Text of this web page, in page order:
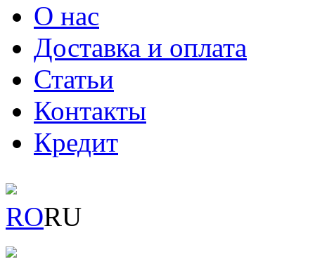
О нас
Доставка и оплата
Статьи
Контакты
Кредит
RORU